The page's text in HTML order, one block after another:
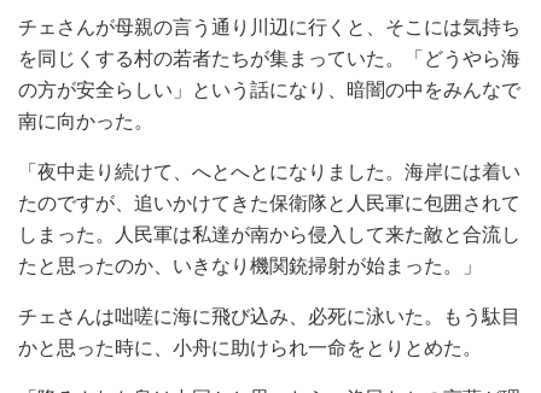
チェさんが母親の言う通り川辺に行くと、そこには気持ち
を同じくする村の若者たちが集まっていた。「どうやら海
の方が安全らしい」という話になり、暗闇の中をみんなで
南に向かった。
「夜中走り続けて、へとへとになりました。海岸には着い
たのですが、追いかけてきた保衛隊と人民軍に包囲されて
しまった。人民軍は私達が南から侵入して来た敵と合流し
たと思ったのか、いきなり機関銃掃射が始まった。」
チェさんは咄嗟に海に飛び込み、必死に泳いた。もう駄目
かと思った時に、小舟に助けられ一命をとりとめた。